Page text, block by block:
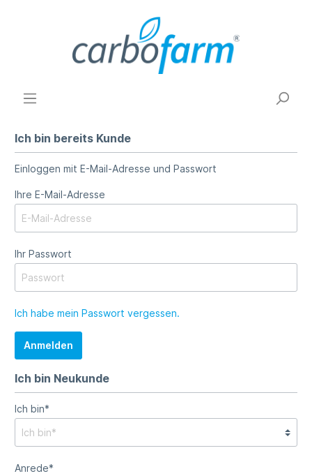
Ich bin bereits Kunde
Einloggen mit E-Mail-Adresse und Passwort
Ihre E-Mail-Adresse
Ihr Passwort
Ich habe mein Passwort vergessen.
Anmelden
Ich bin Neukunde
Ich bin*
Anrede*